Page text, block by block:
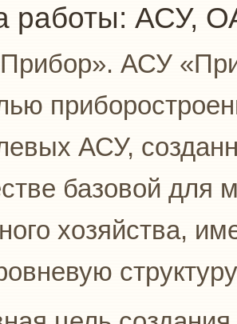
работы: АСУ,
АСУ
АСУ,
базовой для
хозяйства,